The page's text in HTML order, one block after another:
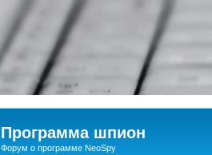
Программа шпион
Форум о программе NeoSpy